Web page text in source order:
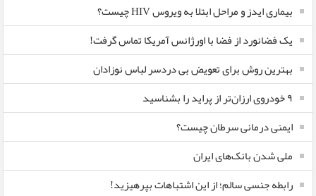
بیماری ایدز و مراحل ابتلا به ویروس HIV چیست؟
یک فضانورد از فضا با اورژانس آمریکا تماس گرفت!
بهترین روش برای تعویض بی دردسر لباس نوزادان
٩ خودروی ارزان‌تر از پراید را بشناسید
ایمنی درمانی سرطان چیست؟
ملی شدن بانک‌های ایران
رابطه جنسی سالم؛ از این اشتباهات بپرهیزید!